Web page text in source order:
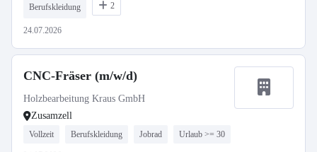
Berufskleidung 2
24.07.2026
CNC-Fräser (m/w/d)
Holzbearbeitung Kraus GmbH
Zusamzell
Vollzeit Berufskleidung Jobrad Urlaub >= 30